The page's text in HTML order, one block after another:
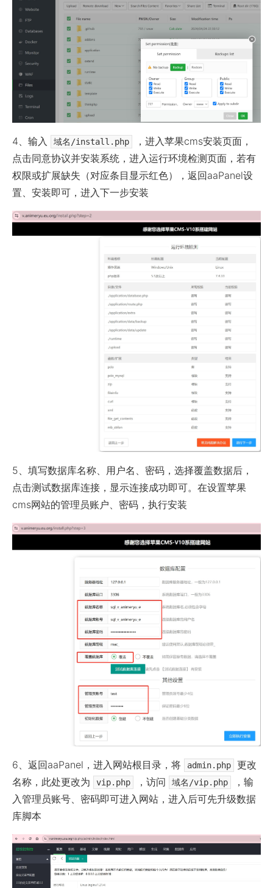
4、输入 域名/install.php
，进入苹果cms安装页面，
点击同意协议并安装系统，进入运行环境检测页面，若有
权限或扩展缺失（对应条目显示红色），返回aaPanel设
置、安装即可，进入下一步安装
5、填写数据库名称、用户名、密码，选择覆盖数据后，
点击测试数据库连接，显示连接成功即可。在设置苹果
cms网站的管理员账户、密码，执行安装
6、返回aaPanel，进入网站根目录，将 admin.php
更改
名称，此处更改为
vip.php ，访问 域名/vip.php
，输
入管理员账号、密码即可进入网站，进入后可先升级数据
库脚本